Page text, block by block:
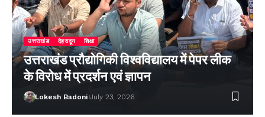
उत्तराखंड देहरादून शिक्षा
उत्तराखंड प्रौद्योगिकी विश्वविद्यालय में पेपर लीक
के विरोध में प्रदर्शन एवं ज्ञापन
Lokesh Badoni July 23, 2026